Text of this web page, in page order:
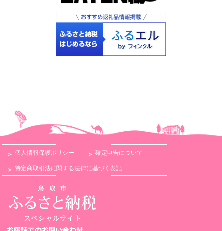
個人情報保護ポリシー 確定申告について
特定商取引法に関する法律に基づく表記